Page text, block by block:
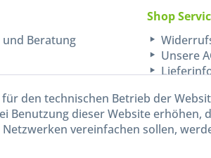
Beratung
Shop
Unsere
den technischen Betrieb der
Benutzung dieser Website
vereinfachen sollen,